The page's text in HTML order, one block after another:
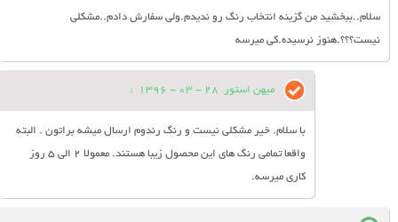
سلام..ببخشید من گزینه انتخاب رنگ رو ندیدم.ولی سفارش دادم..مشکلی
نیست؟؟؟.هنوز نرسیده.کی میرسه
میهن استور 28 - 03 - 1396
:
با سلام. خیر مشکلی نیست و رنگ رندوم ارسال میشه براتون . البته
واقعا تمامی رنگ های این محصول زیبا هستند. معمولا 2 الی 5 روز
کاری میرسه.